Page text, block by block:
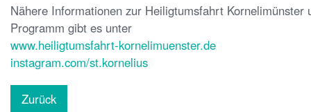
Nähere Informationen zur Heiligtumsfahrt Kornelimünster
Programm gibt es unter
www.heiligtumsfahrt-kornelimuenster.de
instagram.com/st.kornelius
Zurück